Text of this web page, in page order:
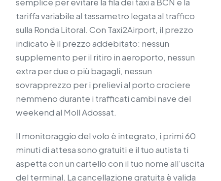
tariffa variabile al tassametro legata al traffico
sulla Ronda Litoral. Con Taxi2Airport, il prezzo
indicato è il prezzo addebitato: nessun
supplemento per il ritiro in aeroporto, nessun
extra per due o più bagagli, nessun
sovrapprezzo per i prelievi al porto crociere
nemmeno durante i trafficati cambi nave del
weekend al Moll Adossat.
Il monitoraggio del volo è integrato, i primi 60
minuti di attesa sono gratuiti e il tuo autista ti
aspetta con un cartello con il tuo nome all’uscita
del terminal. La cancellazione gratuita è valida